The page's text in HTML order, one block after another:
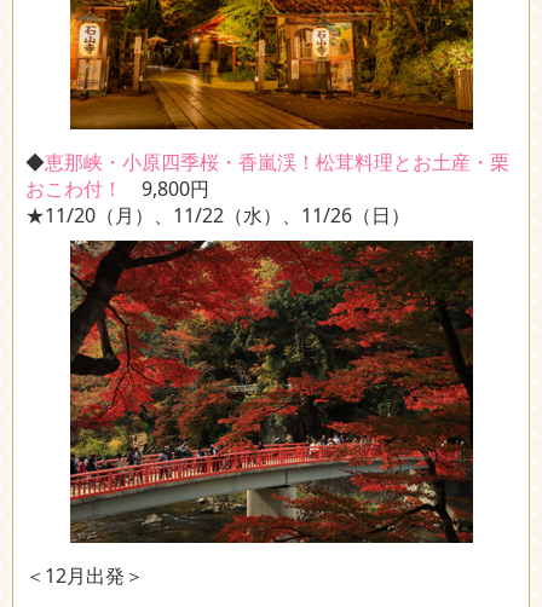
◆恵那峡・小原四季桜・香嵐渓！松茸料理とお土産・栗
おこわ付！
9,800円
★11/20（月）、11/22（水）、11/26（日）
＜12月出発＞